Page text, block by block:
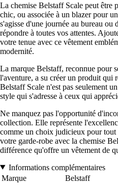
La chemise Belstaff Scale peut être
chic, ou associée à un blazer pour
s'agisse d'une journée au bureau ou
répondre à toutes vos attentes.
votre tenue avec ce vêtement
modernité.
La marque Belstaff, reconnue pour
l'aventure, a su créer un produit qui
Belstaff Scale n'est pas seulement
style qui s'adresse à ceux qui
Ne manquez pas l'opportunité
collection. Elle représente
comme un choix judicieux pour tout
votre garde-robe avec la chemise
différence qu'offre un vêtement de
Informations complémentaires
Marque
Belstaff